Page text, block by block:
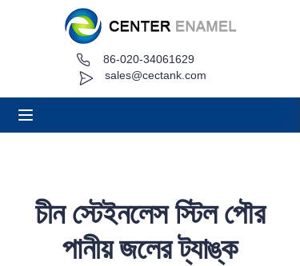
sales@cectank.com
86-020-34061629
চীন স্টেইনলেস স্টিল পৌর
পানীয় জলের ট্যাঙ্ক
সম্পর্কে